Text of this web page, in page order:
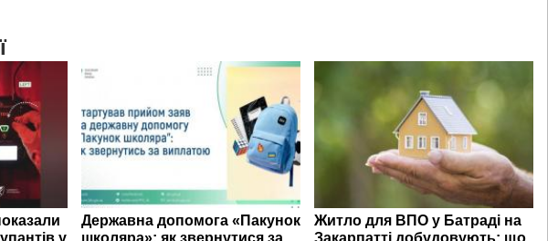
у
Державна допомога «Пакунок
школяра»: як звернутися за
Житло для ВПО у Батраді на
Закарпатті добудовують: що